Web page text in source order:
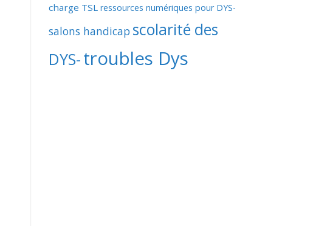
charge TSL ressources numériques pour DYS-
salons handicap scolarité des
DYS-troubles Dys